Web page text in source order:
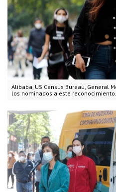
Alibaba, US Census Bureau, General
los nominados a este reconocimiento.